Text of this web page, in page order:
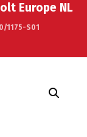
Europe NL
1175-S01